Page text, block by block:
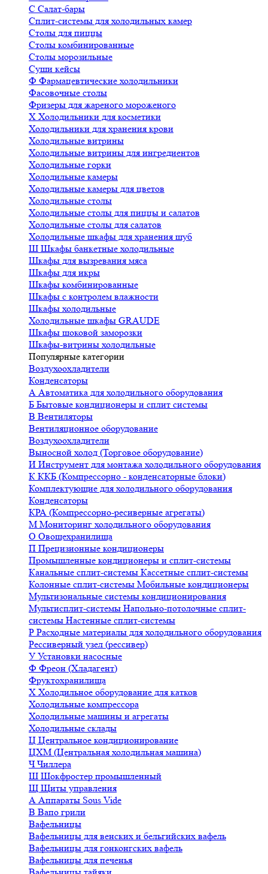
С Салат-бары
Сплит-системы для холодильных камер
Столы для пиццы
Столы комбинированные
Столы морозильные
Суши кейсы
Ф Фармацевтические холодильники
Фасовочные столы
Фризеры для жареного мороженого
Х Холодильники для косметики
Холодильники для хранения крови
Холодильные витрины
Холодильные витрины для ингредиентов
Холодильные горки
Холодильные камеры
Холодильные камеры для цветов
Холодильные столы
Холодильные столы для пиццы и салатов
Холодильные столы для салатов
Холодильные шкафы для хранения шуб
Ш Шкафы банкетные холодильные
Шкафы для вызревания мяса
Шкафы для икры
Шкафы комбинированные
Шкафы с контролем влажности
Шкафы холодильные
Холодильные шкафы GRAUDE
Шкафы шоковой заморозки
Шкафы-витрины холодильные
Популярные категории
Воздухоохладители
Конденсаторы
А Автоматика для холодильного оборудования
Б Бытовые кондиционеры и сплит системы
В Вентиляторы
Вентиляционное оборудование
Воздухоохладители
Выносной холод (Торговое оборудование)
И Инструмент для монтажа холодильного оборудования
К ККБ (Компрессорно - конденсаторные блоки)
Комплектующие для холодильного оборудования
Конденсаторы
КРА (Компрессорно-ресиверные агрегаты)
М Мониторинг холодильного оборудования
О Овощехранилища
П Прецизионные кондиционеры
Промышленные кондиционеры и сплит-системы
Канальные сплит-системы Кассетные сплит-системы
Колонные сплит-системы Мобильные кондиционеры
Мультизональные системы кондиционирования
Мультисплит-системы Напольно-потолочные сплит-
системы Настенные сплит-системы
Р Расходные материалы для холодильного оборудования
Рессиверный узел (рессивер)
У Установки насосные
Ф Фреон (Хладагент)
Фруктохранилища
Х Холодильное оборудование для катков
Холодильные компрессора
Холодильные машины и агрегаты
Холодильные склады
Ц Центральное кондиционирование
ЦХМ (Центральная холодильная машина)
ЧЧиллера
Ш Шокфростер промышленный
Щ Щиты управления
А Аппараты Sous Vide
В Вапо грили
Вафельницы
Вафельницы для венских и бельгийских вафель
Вафельницы для гонконгских вафель
Вафельницы для печенья